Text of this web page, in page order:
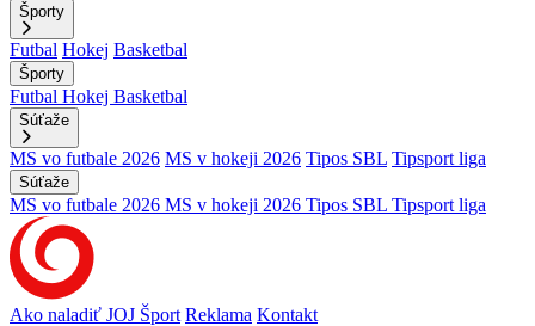
Športy
Futbal Hokej Basketbal
Športy
Futbal Hokej Basketbal
Súťaže
MS vo futbale 2026 MS v hokeji 2026 Tipos SBL Tipsport liga
Súťaže
MS vo futbale 2026 MS v hokeji 2026 Tipos SBL Tipsport liga
Ako naladiť JOJ Šport Reklama Kontakt